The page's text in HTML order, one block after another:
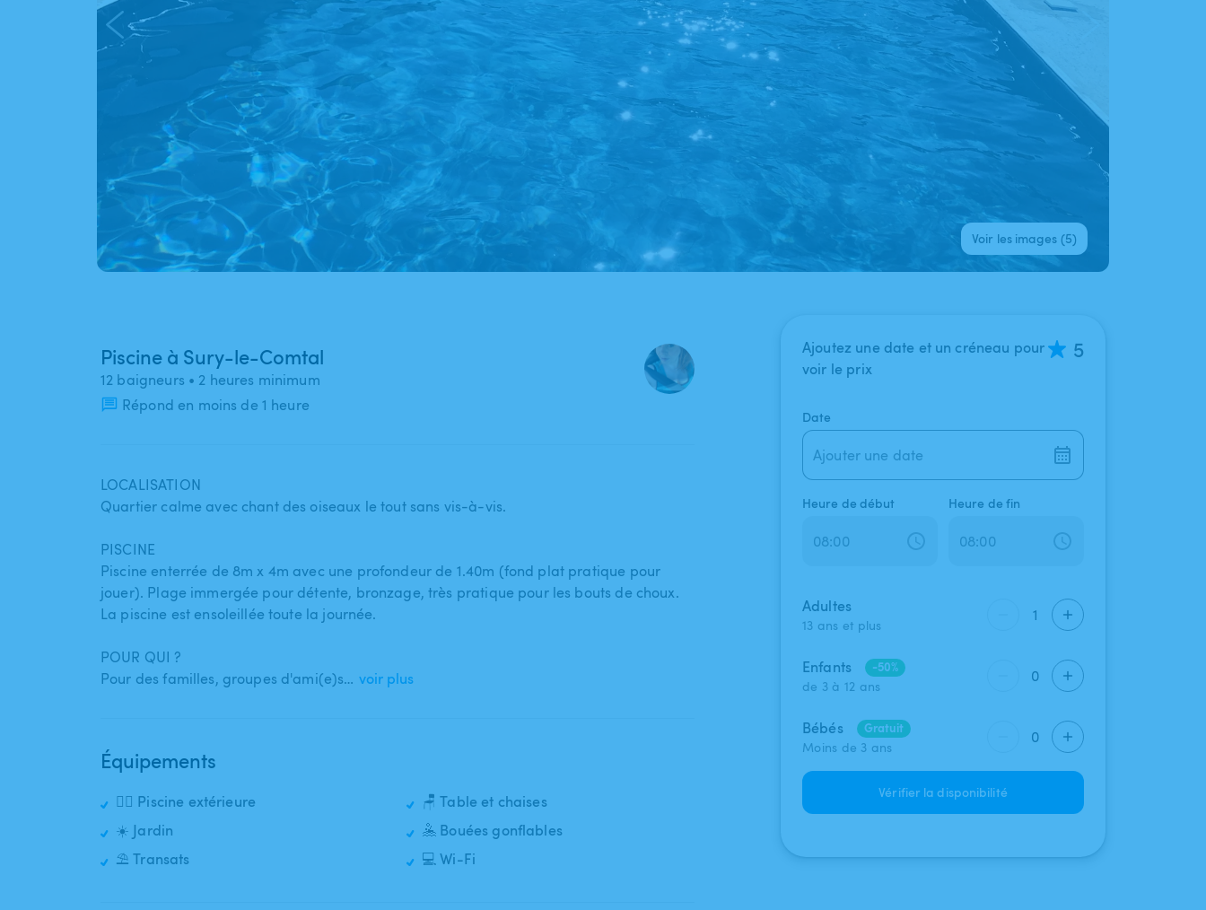
Voir les images (5)
Piscine à Sury-le-Comtal
12 baigneurs • 2 heures minimum
Répond en moins de 1 heure
LOCALISATION
Quartier calme avec chant des oiseaux le tout sans vis-à-vis.
PISCINE
Piscine enterrée de 8m x 4m avec une profondeur de 1.40m (fond plat pratique pour
jouer). Plage immergée pour détente​,​ bronzage​,​ très pratique pour les bouts de choux.
La piscine est ensoleillée toute la journée.
POUR QUI ?
Pour des familles​,​ groupes d'ami(e)s… voir plus
Équipements
🏊‍♂️ Piscine extérieure
☀️ Jardin
⛱️ Transats
🪑 Table et chaises
🤽 Bouées gonflables
💻 Wi-Fi
Ajoutez une date et un créneau pour
voir le prix
5
Date
Ajouter une date
Heure de début Heure de fin
Adultes
13 ans et plus
1
Enfants
-50%
de 3 à 12 ans
0
Bébés
Gratuit
Moins de 3 ans
0
Vérifier la disponibilité